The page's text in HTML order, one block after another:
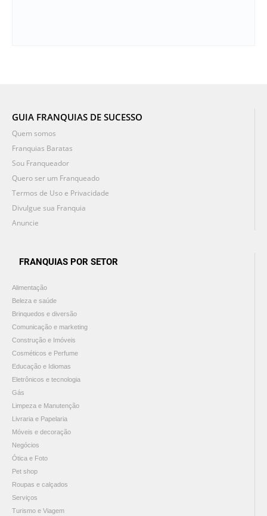
GUIA FRANQUIAS DE SUCESSO
Quem somos
Franquias Baratas
Sou Franqueador
Quero ser um Franqueado
Termos de Uso e Privacidade
Divulgue sua Franquia
Anuncie
FRANQUIAS POR SETOR
Alimentação
Beleza e saúde
Brinquedos e diversão
Comunicação e marketing
Construção e Imóveis
Cosméticos e Perfume
Educação e Idiomas
Eletrônicos e tecnologia
Gás
Limpeza e Manutenção
Livraria e Papelaria
Móveis e decoração
Negócios
Ótica e Foto
Pet shop
Roupas e calçados
Serviços
Turismo e Viagem